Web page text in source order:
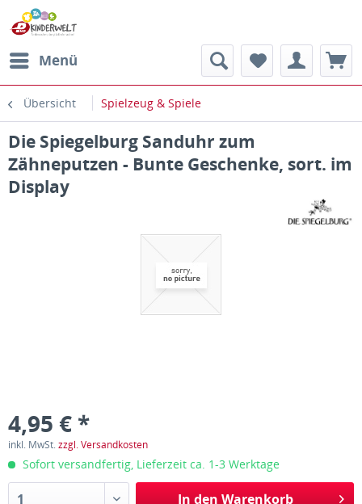
Menü
Übersicht Spielzeug & Spiele
Die Spiegelburg Sanduhr zum
Zähneputzen - Bunte Geschenke, sort. im
Display
4,95 € *
inkl. MwSt.zzgl. Versandkosten
Sofort versandfertig, Lieferzeit ca. 1-3 Werktage
In den Warenkorb